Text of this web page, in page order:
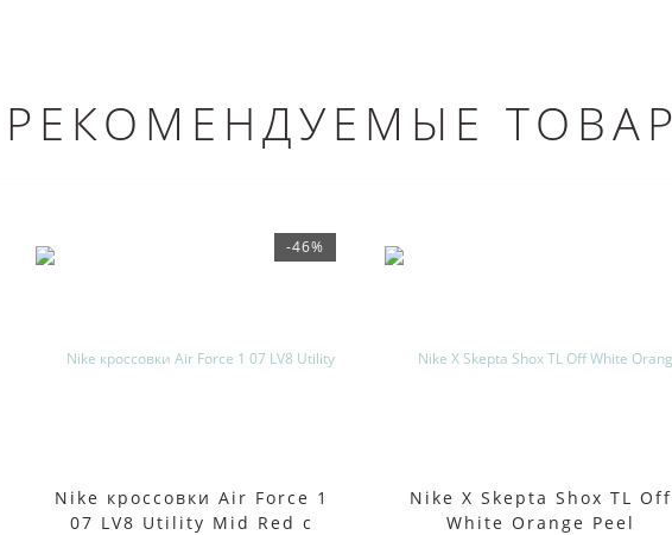
РЕКОМЕНДУЕМЫЕ
-46%
Nike кроссовки Air Force 1
07 LV8 Utility Mid Red с
Nike X Skepta Shox TL Off
White Orange Peel